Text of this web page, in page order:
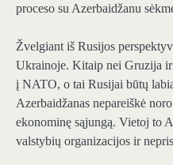
proceso su Azerbaidžanu
Žvelgiant iš Rusijos
Ukrainoje. Kitaip nei Gruzija
į NATO, o tai Rusijai būtų
Azerbaidžanas nepareiškė
ekonominę sąjungą. Vietoj to
valstybių organizacijos ir